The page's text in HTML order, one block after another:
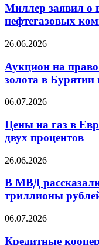
о
возвращении
зарубежных
компаний
реальности
Миллер заявил о
нефтегазовых
Аукцион
право
пользования
месторождением
в
не
состоялся
26.06.2026
Аукцион на
золота в Бурятии
Цены
газ
в
Европе
снижение
двух
процентов
06.07.2026
Цены на газ в
двух процентов
В
рассказали
исках
полиции
26.06.2026
В МВД
триллионы
Кредитные
в
06.07.2026
Кредитные